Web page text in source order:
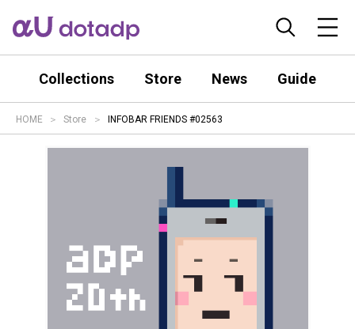
Collections Store News Guide
HOME Store INFOBAR FRIENDS #02563